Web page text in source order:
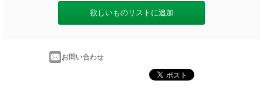
欲しいものリストに追加
お問い合わせ